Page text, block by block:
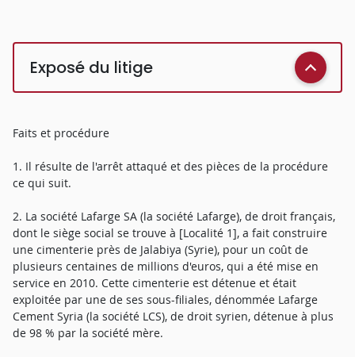
Exposé du litige
Faits et procédure
1. Il résulte de l'arrêt attaqué et des pièces de la procédure
ce qui suit.
2. La société Lafarge SA (la société Lafarge), de droit français,
dont le siège social se trouve à [Localité 1], a fait construire
une cimenterie près de Jalabiya (Syrie), pour un coût de
plusieurs centaines de millions d'euros, qui a été mise en
service en 2010. Cette cimenterie est détenue et était
exploitée par une de ses sous-filiales, dénommée Lafarge
Cement Syria (la société LCS), de droit syrien, détenue à plus
de 98 % par la société mère.